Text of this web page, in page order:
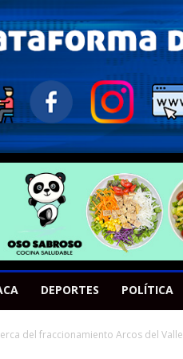
DEPORTES POLÍTICA
del fraccionamiento Arcos del Valle